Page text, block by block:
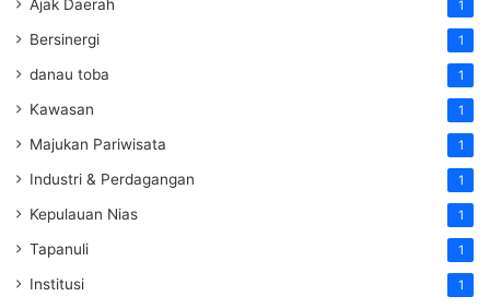
Ajak Daerah 1
Bersinergi 1
danau toba 1
Kawasan 1
Majukan Pariwisata 1
Industri & Perdagangan 1
Kepulauan Nias 1
Tapanuli 1
Institusi 1